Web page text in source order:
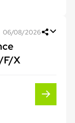
06/08/2026
F/X